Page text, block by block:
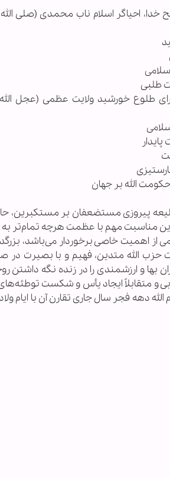
خدا، احیاگر اسلام ناب محمدی (صلی
برای طلوع خورشید ولایت عظمی (عجل
پیروزی مستضعفان بر مستکبرین،
مناسبت مهم با عظمت هرچه تمام‌تر
اهمیت خاصی برخوردار می‌باشد،
حزب الله متدین، فهیم و با بصیرت
و ارزشمندی را در زنده نگه داشتن
و متقابلاً ایجاد یأس و شکست
دهه فجر سال جاری تقارن آن با ایام